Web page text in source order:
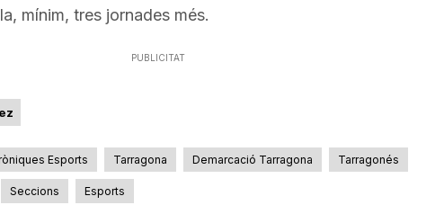
mínim, tres jornades més.
PUBLICITAT
Esports Tarragona Demarcació Tarragona Tarragonés
Seccions Esports